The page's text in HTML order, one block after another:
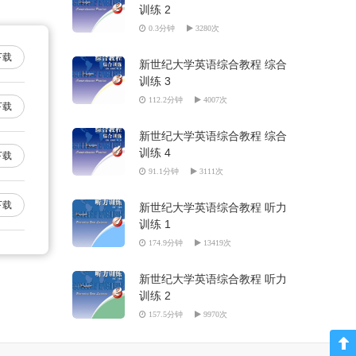
载
载
载
载
训练 2
0.3分钟 3280次
新世纪大学英语综合教程 综合
训练 3
112.2分钟 4007次
新世纪大学英语综合教程 综合
训练 4
91.1分钟 3111次
新世纪大学英语综合教程 听力
训练 1
174.9分钟 13419次
新世纪大学英语综合教程 听力
训练 2
157.5分钟 9970次